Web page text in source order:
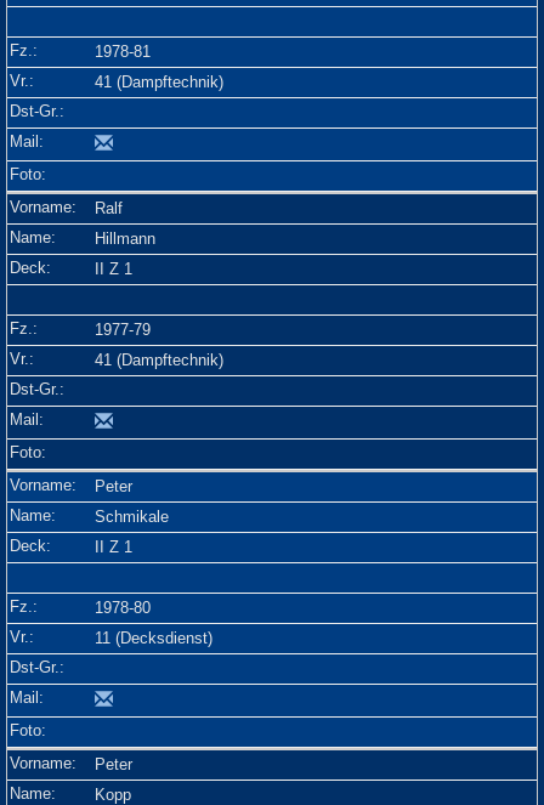
1978-81
41 (Dampftechnik)
Ralf
Hillmann
II Z 1
1977-79
41 (Dampftechnik)
Peter
Schmikale
II Z 1
1978-80
11 (Decksdienst)
Peter
Kopp